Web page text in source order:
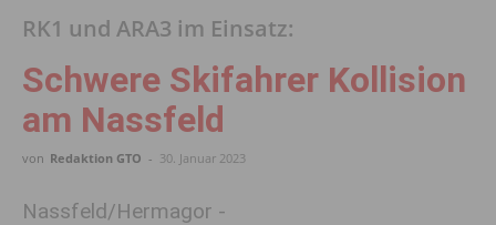
RK1 und ARA3 im Einsatz:
Schwere Skifahrer Kollision
am Nassfeld
von Redaktion GTO - 30. Januar 2023
Nassfeld/Hermagor -